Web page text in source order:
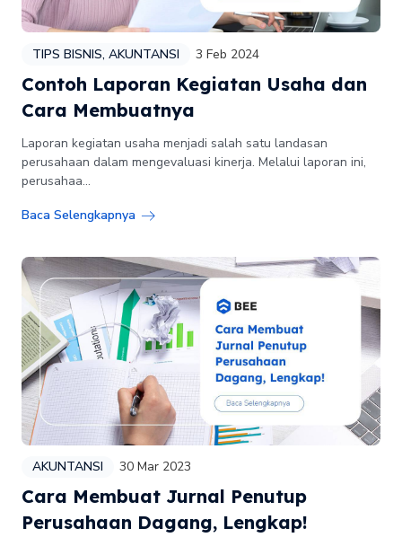
TIPS BISNIS, AKUNTANSI 3 Feb 2024
Contoh Laporan Kegiatan Usaha dan
Cara Membuatnya
Laporan kegiatan usaha menjadi salah satu landasan
perusahaan dalam mengevaluasi kinerja. Melalui laporan ini,
perusahaa...
Baca Selengkapnya
AKUNTANSI 30 Mar 2023
Cara Membuat Jurnal Penutup
Perusahaan Dagang, Lengkap!